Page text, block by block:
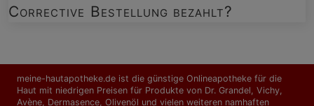
Corrective Bestellung bezahlt?
meine-hautapotheke.de ist die günstige Onlineapotheke für die
Haut mit niedrigen Preisen für Produkte von Dr. Grandel, Vichy,
Avène, Dermasence, Olivenöl und vielen weiteren namhaften